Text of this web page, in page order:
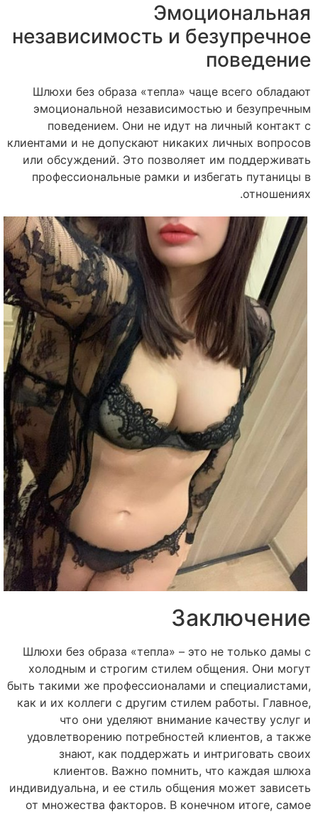
Эмоциональная
независимость и безупречное
поведение
Шлюхи без образа «тепла» чаще всего обладают
эмоциональной независимостью и безупречным
поведением. Они не идут на личный контакт с
клиентами и не допускают никаких личных вопросов
или обсуждений. Это позволяет им поддерживать
профессиональные рамки и избегать путаницы в
отношениях.
Заключение
Шлюхи без образа «тепла» – это не только дамы с
холодным и строгим стилем общения. Они могут
быть такими же профессионалами и специалистами,
как и их коллеги с другим стилем работы. Главное,
что они уделяют внимание качеству услуг и
удовлетворению потребностей клиентов, а также
знают, как поддержать и интриговать своих
клиентов. Важно помнить, что каждая шлюха
индивидуальна, и ее стиль общения может зависеть
от множества факторов. В конечном итоге, самое